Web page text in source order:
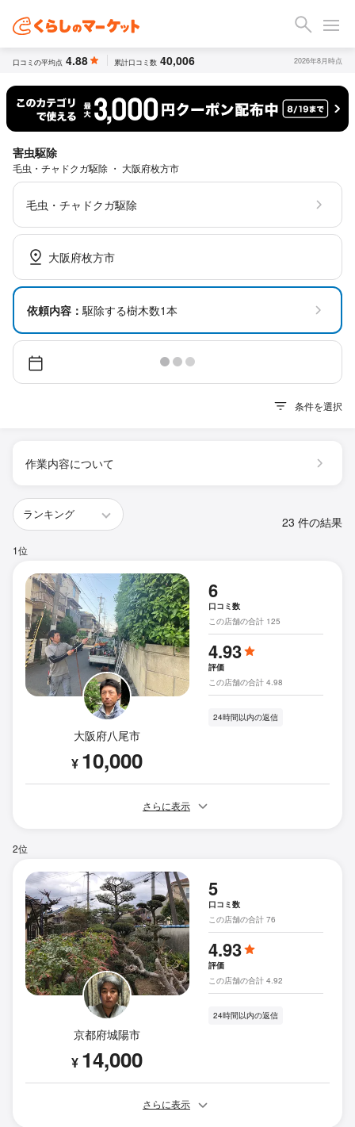
口コミの平均点 4.88 累計口コミ数 40,006 2026年8月時点
害虫駆除
毛虫・チャドクガ駆除 ・ 大阪府枚方市
毛虫・チャドクガ駆除
大阪府枚方市
依頼内容： 駆除する樹木数1本
条件を選択
作業内容について
23 件の結果
1位
大阪府八尾市
¥ 10,000
6
口コミ数
この店舗の合計 125
4.93
評価
この店舗の合計 4.98
24時間以内の返信
さらに表示
2位
京都府城陽市
¥ 14,000
5
口コミ数
この店舗の合計 76
4.93
評価
この店舗の合計 4.92
24時間以内の返信
さらに表示